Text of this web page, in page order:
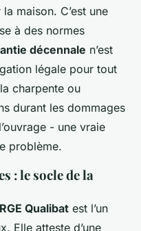
maison. C’est une
à des normes
décennale n’est
légale pour tout
charpente ou
durant les dommages
- une vraie
problème.
: le socle de la
Qualibat est l’un
Elle atteste d’une